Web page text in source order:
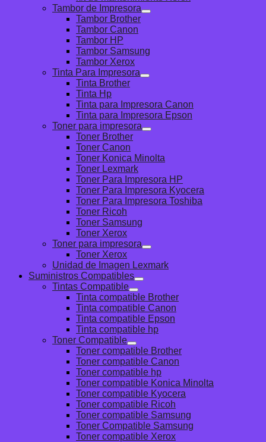
Tambor de Impresora
Tambor Brother
Tambor Canon
Tambor HP
Tambor Samsung
Tambor Xerox
Tinta Para Impresora
Tinta Brother
Tinta Hp
Tinta para Impresora Canon
Tinta para Impresora Epson
Toner para impresora
Toner Brother
Toner Canon
Toner Konica Minolta
Toner Lexmark
Toner Para Impresora HP
Toner Para Impresora Kyocera
Toner Para Impresora Toshiba
Toner Ricoh
Toner Samsung
Toner Xerox
Toner para impresora
Toner Xerox
Unidad de Imagen Lexmark
Suministros Compatibles
Tintas Compatible
Tinta compatible Brother
Tinta compatible Canon
Tinta compatible Epson
Tinta compatible hp
Toner Compatible
Toner compatible Brother
Toner compatible Canon
Toner compatible hp
Toner compatible Konica Minolta
Toner compatible Kyocera
Toner compatible Ricoh
Toner compatible Samsung
Toner Compatible Samsung
Toner compatible Xerox